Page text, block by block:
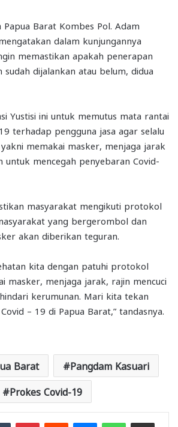
Papua Barat Kombes Pol. Adam
dalam kunjungannya
memastikan apakah penerapan
dijalankan atau belum, didua
Yustisi ini untuk memutus mata rantai
terhadap pengguna jasa agar selalu
memakai masker, menjaga jarak
untuk mencegah penyebaran Covid-
masyarakat mengikuti protokol
yang bergerombol dan
akan diberikan teguran.
kita dengan patuhi protokol
masker, menjaga jarak, rajin mencuci
kerumunan. Mari kita tekan
– 19 di Papua Barat,” tandasnya.
Barat Pangdam Kasuari
Prokes Covid-19
Tumblr PinterestReddit MessengerWhatsAppShare via Email